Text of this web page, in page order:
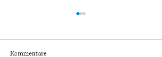
Kommentare